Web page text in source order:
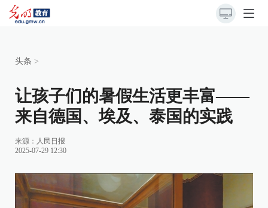
头条 >
让孩子们的暑假生活更丰富——
来自德国、埃及、泰国的实践
来源： 人民日报
2025-07-29 12:30